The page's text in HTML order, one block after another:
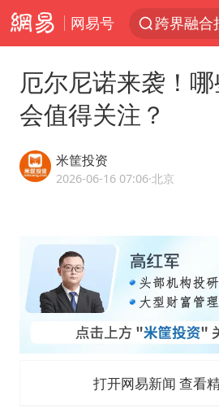
网易号
白海豚5
上海大部
方桃子代
厄尔尼诺来袭！
会值得关注？
米筐投资
2026-06-16 07:06·北京
打开网易新闻 查看